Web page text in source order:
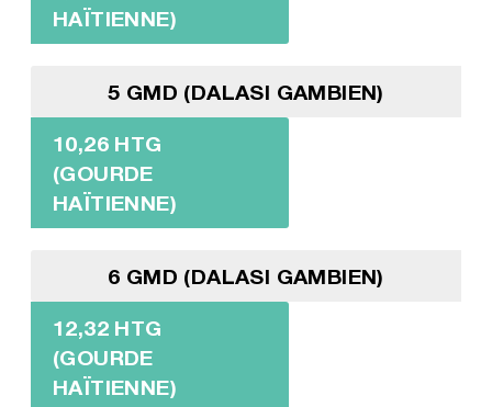
HAÏTIENNE)
5 GMD (DALASI GAMBIEN)
10,26 HTG
(GOURDE
HAÏTIENNE)
6 GMD (DALASI GAMBIEN)
12,32 HTG
(GOURDE
HAÏTIENNE)